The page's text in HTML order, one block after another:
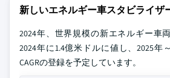
新しいエネルギー車スタビライザ
2024年、世界規模の新エネルギー車
2024年に1.4億米ドルに値し、2025年
CAGRの登録を予定しています。